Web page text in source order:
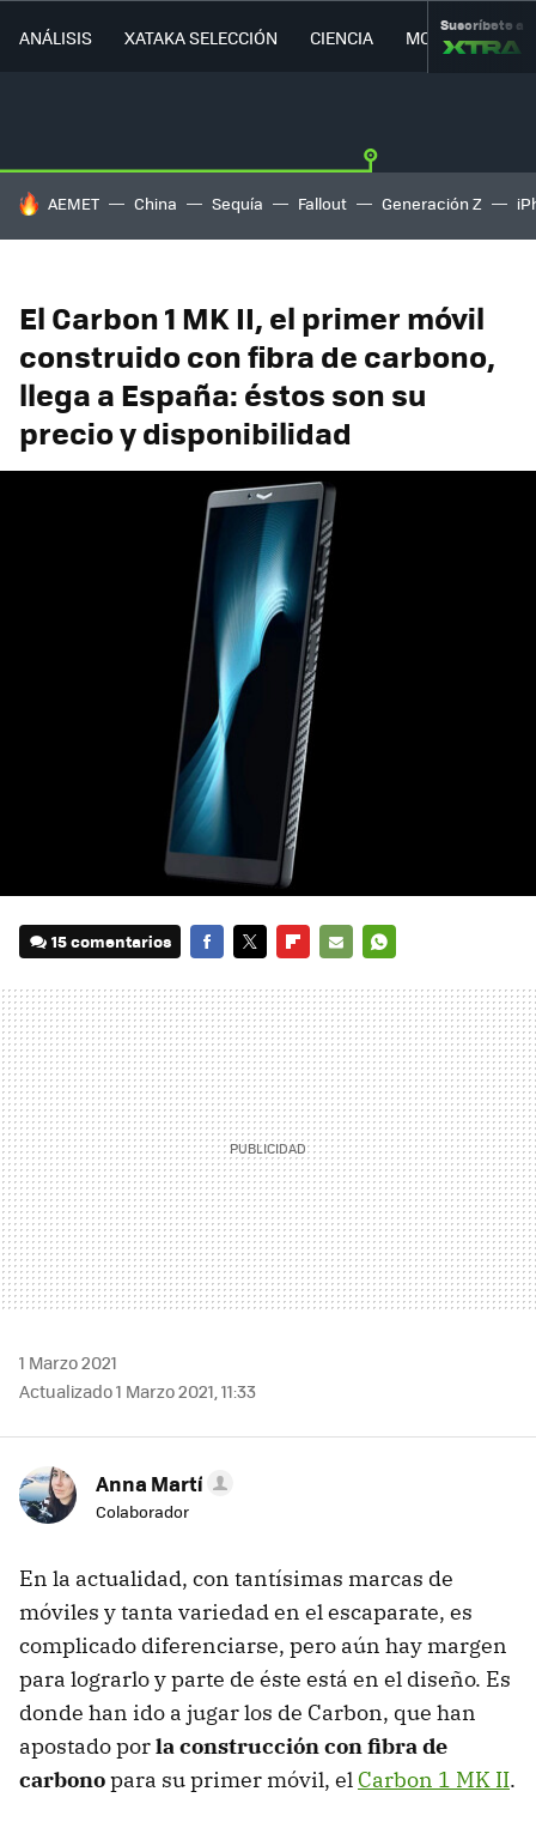
ANÁLISIS XATAKA SELECCIÓN CIENCIA MOVILIDAD
Suscríbete a
HOY SE HABLA DE
AEMET China Sequía Fallout Generación Z
El Carbon 1 MK II, el primer móvil
construido con fibra de carbono,
llega a España: éstos son su
precio y disponibilidad
15 comentarios
MAIL
1 Marzo 2021
Actualizado 1 Marzo 2021, 11:33
Anna Martí
Colaborador
En la actualidad, con tantísimas marcas de
móviles y tanta variedad en el escaparate, es
complicado diferenciarse, pero aún hay margen
para lograrlo y parte de éste está en el diseño. Es
donde han ido a jugar los de Carbon, que han
apostado porla construcción con fibra de
carbonopara su primer móvil, el Carbon 1 MK II.